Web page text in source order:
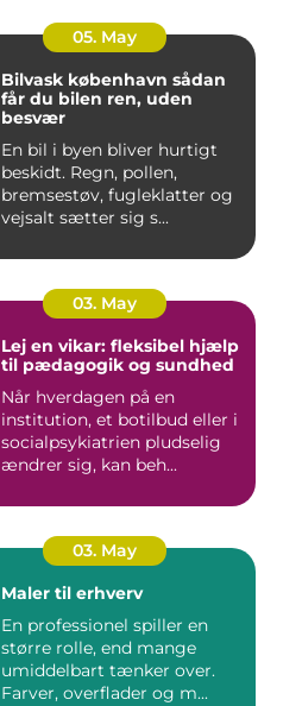
05. May
Bilvask københavn sådan
får du bilen ren, uden
besvær
En bil i byen bliver hurtigt
beskidt. Regn, pollen,
bremsestøv, fugleklatter og
vejsalt sætter sig s...
03. May
Lej en vikar: fleksibel hjælp
til pædagogik og sundhed
Når hverdagen på en
institution, et botilbud eller i
socialpsykiatrien pludselig
ændrer sig, kan beh...
03. May
Maler til erhverv
En professionel spiller en
større rolle, end mange
umiddelbart tænker over.
Farver, overflader og m...